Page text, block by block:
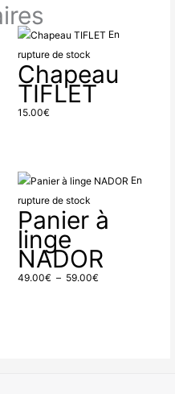
En
rupture de stock
Chapeau
TIFLET
15.00€
En
rupture de stock
Panier à
linge
NADOR
49.00€ – 59.00€
Plage
prix :
à